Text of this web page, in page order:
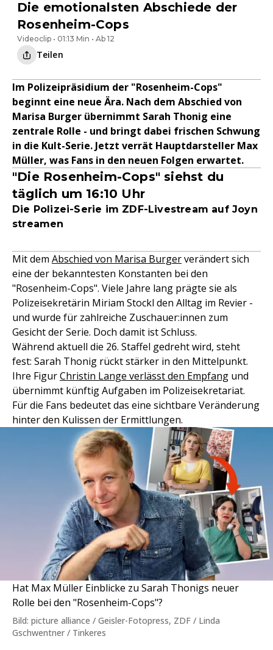
Die emotionalsten Abschiede der
Rosenheim-Cops
Videoclip • 01:13 Min • Ab 12
Teilen
Im Polizeipräsidium der "Rosenheim-Cops"
beginnt eine neue Ära. Nach dem Abschied von
Marisa Burger übernimmt Sarah Thonig eine
zentrale Rolle - und bringt dabei frischen Schwung
in die Kult-Serie. Jetzt verrät Hauptdarsteller Max
Müller, was Fans in den neuen Folgen erwartet.
"Die Rosenheim-Cops" siehst du
täglich um 16:10 Uhr
Die Polizei-Serie im ZDF-Livestream auf Joyn
streamen
Mit dem Abschied von Marisa Burgerverändert sich
eine der bekanntesten Konstanten bei den
"Rosenheim-Cops". Viele Jahre lang prägte sie als
Polizeisekretärin Miriam Stockl den Alltag im Revier -
und wurde für zahlreiche Zuschauer:innen zum
Gesicht der Serie. Doch damit ist Schluss.
Während aktuell die 26. Staffel gedreht wird, steht
fest: Sarah Thonig rückt stärker in den Mittelpunkt.
Ihre FigurChristin Lange verlässt den Empfang und
übernimmt künftig Aufgaben im Polizeisekretariat.
Für die Fans bedeutet das eine sichtbare Veränderung
hinter den Kulissen der Ermittlungen.
Hat Max Müller Einblicke zu Sarah Thonigs neuer
Rolle bei den "Rosenheim-Cops"?
Bild: picture alliance / Geisler-Fotopress, ZDF / Linda
Gschwentner / Tinkeres